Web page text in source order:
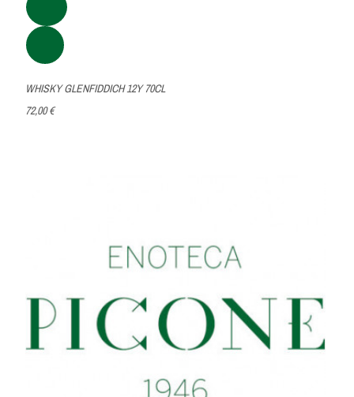
WHISKY GLENFIDDICH 12Y 70CL
72,00 €